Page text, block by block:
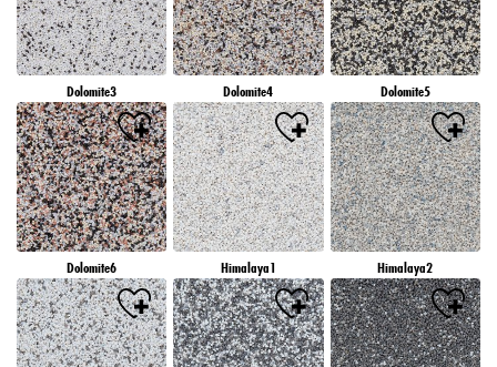
Dolomite3 Dolomite4 Dolomite5
Dolomite6 Himalaya1 Himalaya2